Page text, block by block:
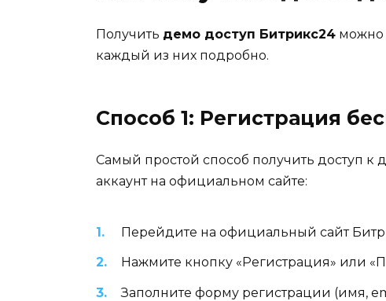
Получить демо доступ Битрикс24 можно
каждый из них подробно.
Способ 1: Регистрация
Самый простой способ получить доступ к
аккаунт на официальном сайте:
Перейдите на официальный сайт
Нажмите кнопку «Регистрация» или
Заполните форму регистрации (имя,